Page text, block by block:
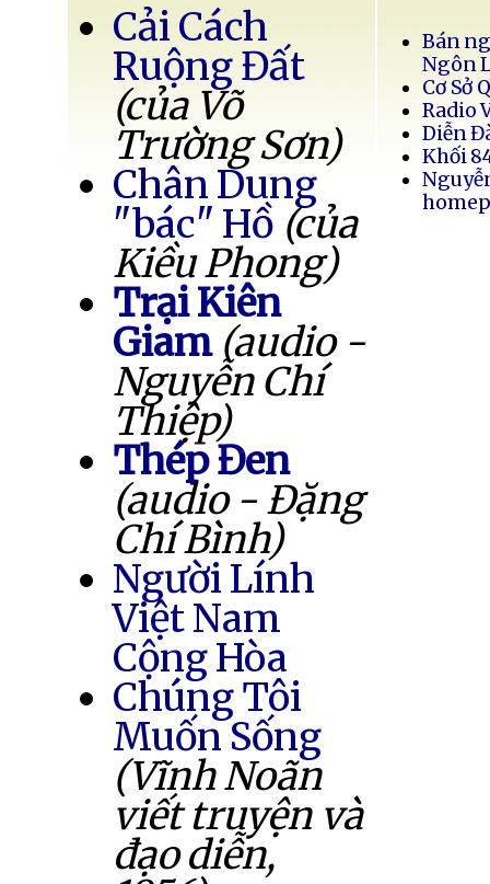
Cải Cách
Ruộng Đất
(của Võ
Trường Sơn)
Chân Dung
"bác" Hồ (của
Kiều Phong)
Trại Kiên
Giam (audio -
Nguyễn Chí
Thiệp)
Thép Đen
(audio - Đặng
Chí Bình)
Người Lính
Việt Nam
Cộng Hòa
Chúng Tôi
Muốn Sống
(Vĩnh Noãn
viết truyện và
đạo diễn,
Bán
Ngôn
Cơ Sở
Radio
Diễn
Khối